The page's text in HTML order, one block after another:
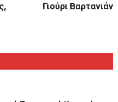
Γιούρι Βαρτανιάν